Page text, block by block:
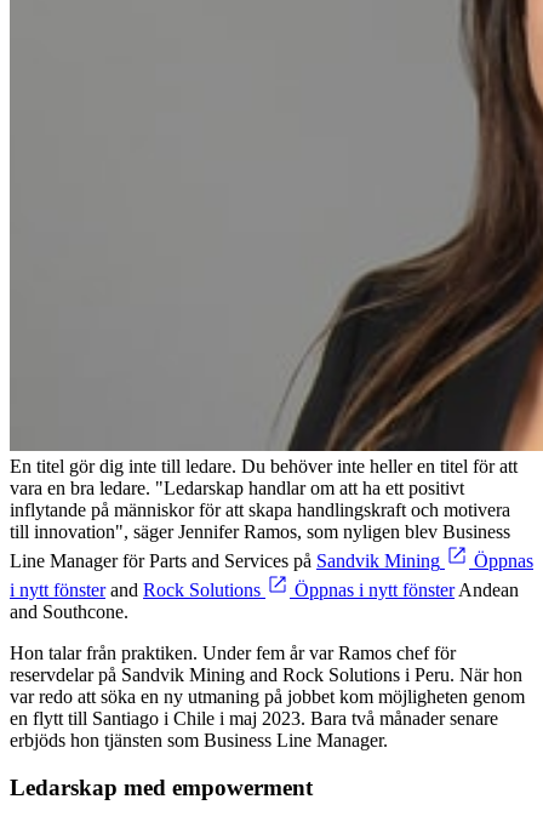
En titel gör dig inte till ledare. Du behöver inte heller en titel för att
vara en bra ledare. "Ledarskap handlar om att ha ett positivt
inflytande på människor för att skapa handlingskraft och motivera
till innovation", säger Jennifer Ramos, som nyligen blev Business
Line Manager för Parts and Services på Sandvik Mining
Öppnas
i nytt fönsterand Rock Solutions Öppnas i nytt fönsterAndean
and Southcone.
Hon talar från praktiken. Under fem år var Ramos chef för
reservdelar på Sandvik Mining and Rock Solutions i Peru. När hon
var redo att söka en ny utmaning på jobbet kom möjligheten genom
en flytt till Santiago i Chile i maj 2023. Bara två månader senare
erbjöds hon tjänsten som Business Line Manager.
Ledarskap med empowerment